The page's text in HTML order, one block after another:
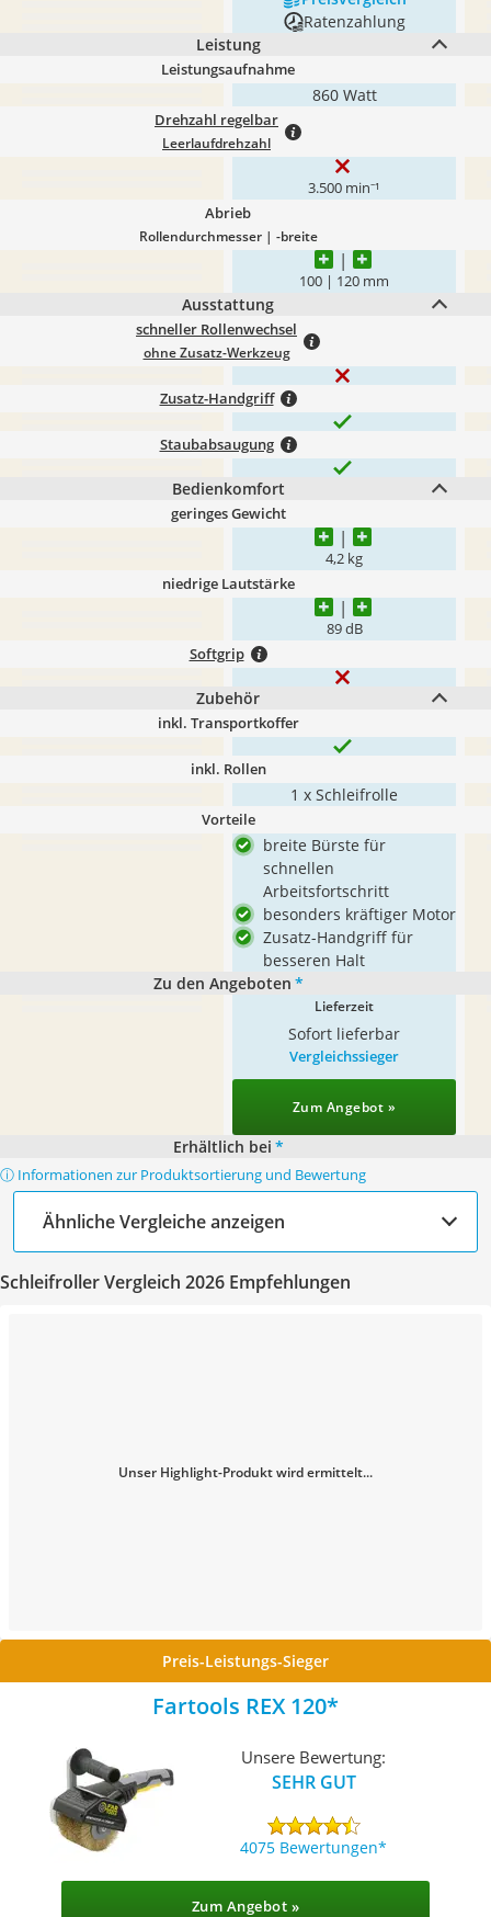
Ratenzahlung
Leistung
Leistungsaufnahme
860 Watt
Drehzahl regelbar
Leerlaufdrehzahl
3.500 min⁻¹
Abrieb
Rollendurchmesser | -breite
100 | 120 mm
Ausstattung
schneller Rollenwechsel
ohne Zusatz-Werkzeug
Zusatz-Handgriff
Staubabsaugung
Bedienkomfort
geringes Gewicht
4,2 kg
niedrige Lautstärke
89 dB
Softgrip
Zubehör
inkl. Transportkoffer
inkl. Rollen
1 x Schleifrolle
Vorteile
breite Bürste für
schnellen
Arbeitsfortschritt
besonders kräftiger Motor
Zusatz-Handgriff für
besseren Halt
Zu den Angeboten *
Lieferzeit
Sofort lieferbar
Vergleichssieger
Zum Angebot »
Erhältlich bei *
ⓘ Informationen zur Produktsortierung und Bewertung
Ähnliche Vergleiche anzeigen
Schleifroller Vergleich 2026 Empfehlungen
Unser Highlight-Produkt wird ermittelt...
Preis-Leistungs-Sieger
Fartools REX 120
Unsere Bewertung:
SEHR GUT
4075 Bewertungen
Zum Angebot »